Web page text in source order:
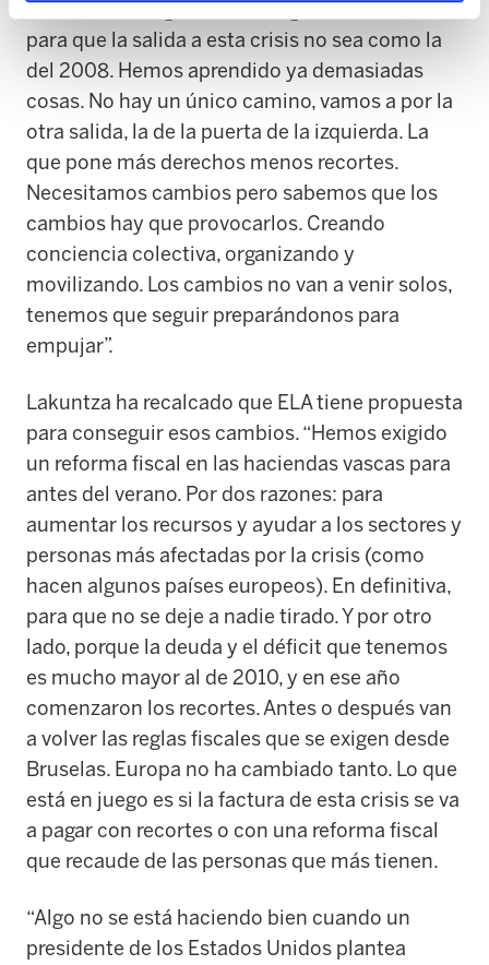
demás, al diálogo social. “Exigimos cambios
para que la salida a esta crisis no sea como la
del 2008. Hemos aprendido ya demasiadas
cosas. No hay un único camino, vamos a por la
otra salida, la de la puerta de la izquierda. La
que pone más derechos menos recortes.
Necesitamos cambios pero sabemos que los
cambios hay que provocarlos. Creando
conciencia colectiva, organizando y
movilizando. Los cambios no van a venir solos,
tenemos que seguir preparándonos para
empujar”.
Lakuntza ha recalcado que ELA tiene propuesta
para conseguir esos cambios. “Hemos exigido
un reforma fiscal en las haciendas vascas para
antes del verano. Por dos razones: para
aumentar los recursos y ayudar a los sectores y
personas más afectadas por la crisis (como
hacen algunos países europeos). En definitiva,
para que no se deje a nadie tirado. Y por otro
lado, porque la deuda y el déficit que tenemos
es mucho mayor al de 2010, y en ese año
comenzaron los recortes. Antes o después van
a volver las reglas fiscales que se exigen desde
Bruselas. Europa no ha cambiado tanto. Lo que
está en juego es si la factura de esta crisis se va
a pagar con recortes o con una reforma fiscal
que recaude de las personas que más tienen.
“Algo no se está haciendo bien cuando un
presidente de los Estados Unidos plantea